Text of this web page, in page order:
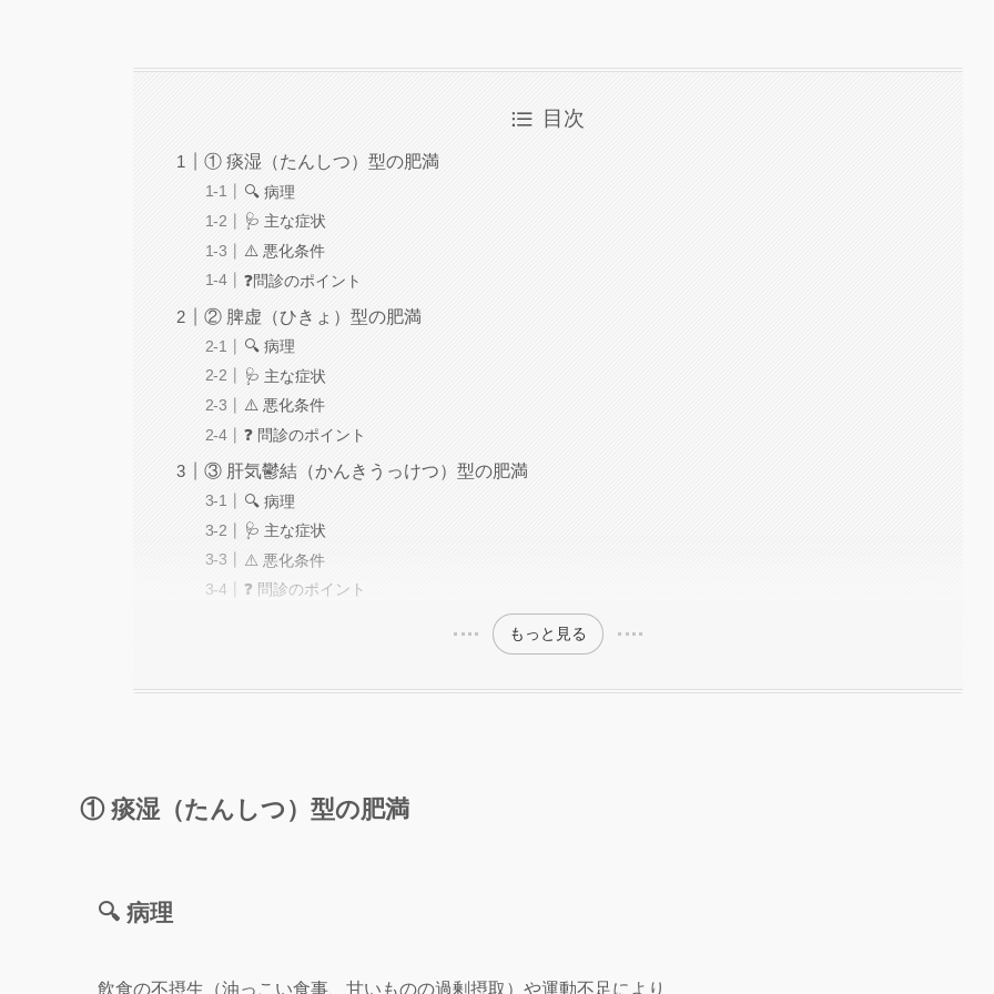
目次
① 痰湿（たんしつ）型の肥満
🔍 病理
🩺 主な症状
⚠️ 悪化条件
❓問診のポイント
② 脾虚（ひきょ）型の肥満
🔍 病理
🩺 主な症状
⚠️ 悪化条件
❓ 問診のポイント
③ 肝気鬱結（かんきうっけつ）型の肥満
🔍 病理
🩺 主な症状
⚠️ 悪化条件
❓ 問診のポイント
もっと見る
① 痰湿（たんしつ）型の肥満
🔍 病理
飲食の不摂生（油っこい食事、甘いものの過剰摂取）や運動不足により